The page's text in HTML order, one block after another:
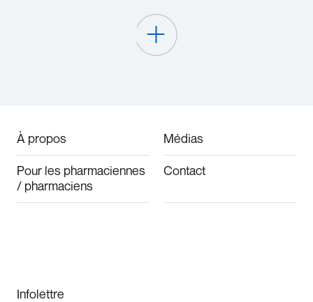
À propos Médias
Pour les pharmaciennes
/ pharmaciens
Contact
Infolettre